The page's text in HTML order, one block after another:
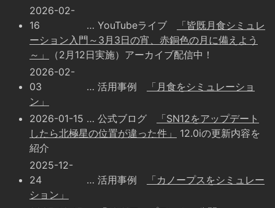
2026-02-
16
… YouTubeライブ
「皆既月食シミュレ
ーション入門～3月3日の宵、赤銅色の月に備えよう
～」
（2月12日実施）アーカイブ配信中！
2026-02-
03
… 活用事例
「月食をシミュレーショ
ン」
2026-01-15 … 公式ブログ
「SN12をアップデート
したら北極星の位置が違った件」
12.0iの更新内容を
紹介
2025-12-
24
… 活用事例
「カノープスをシミュレー
ション」